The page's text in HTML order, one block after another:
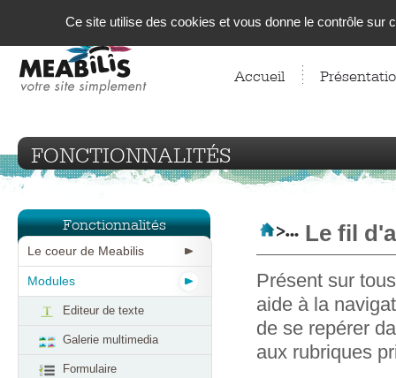
Accueil
FONCTIONNALITÉS
Fonctionnalités
Le coeur de Meabilis
Modules
Editeur de texte
Galerie multimedia
Formulaire
Le fil
Présent sur
aide à la
de se repérer
aux rubriques
Ce site utilise des cookies et vous donne le contrôle sur